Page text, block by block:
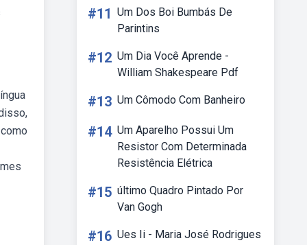
#11 Um Dos Boi Bumbás De
Parintins
#12 Um Dia Você Aprende -
William Shakespeare Pdf
#13 Um Cômodo Com Banheiro
#14 Um Aparelho Possui Um
Resistor Com Determinada
Resistência Elétrica
#15 último Quadro Pintado Por
Van Gogh
#16 Ues Ii - Maria José Rodrigues